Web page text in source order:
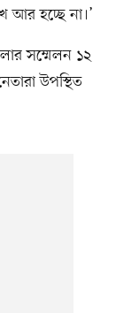
আর হচ্ছে না।’
সম্মেলন ১২
উপস্থিত